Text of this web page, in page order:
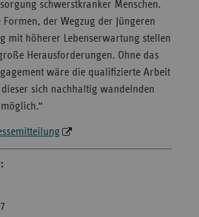
schwerstkranker Menschen.
der Wegzug der Jüngeren
mit höherer Lebenserwartung stellen
Herausforderungen. Ohne das
wäre die qualifizierte Arbeit
sich nachhaltig wandelnden